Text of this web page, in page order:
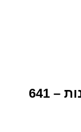
מארז מיוחד 3 ערכות מכנו שונות – 641